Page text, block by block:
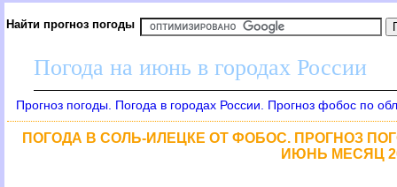
Найти прогноз погоды
Погода на июнь в городах России
Прогноз погоды. Погода в городах России. Прогноз фобос по
ПОГОДА В СОЛЬ-ИЛЕЦКЕ ОТ ФОБОС. ПРОГНОЗ
ИЮНЬ МЕСЯЦ